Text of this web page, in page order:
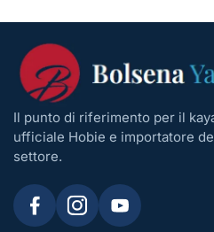
Il punto di riferimento per il
ufficiale Hobie e importatore
settore.